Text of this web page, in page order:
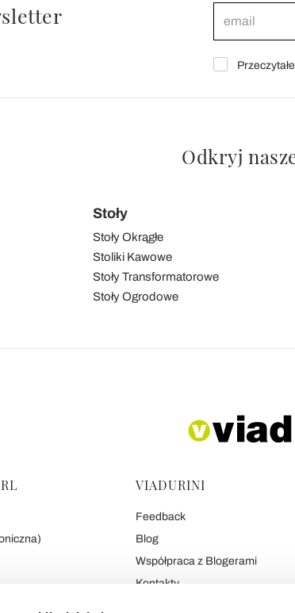
Odkryj
Stoły
Stoły Okrągłe
Stoliki Kawowe
Stoły Transformatorowe
Stoły Ogrodowe
VIADURINI
Feedback
Blog
Współpraca z Blogerami
Kontakty